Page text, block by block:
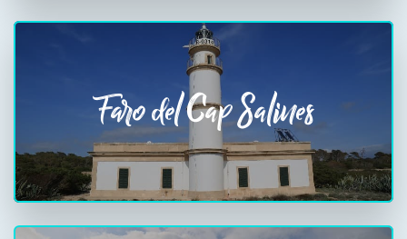
Faro del Cap Salines